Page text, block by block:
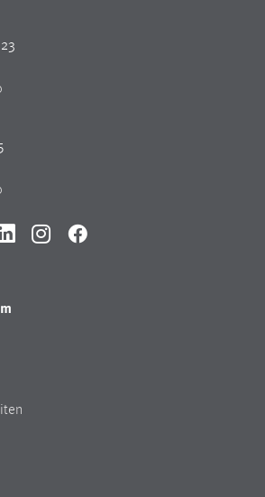
LinkedInInstagramFacebook
be_lastLoginProvider
notwendig um sich an der Website
unsere Website nutzen.
_pk_id, _pk_ses